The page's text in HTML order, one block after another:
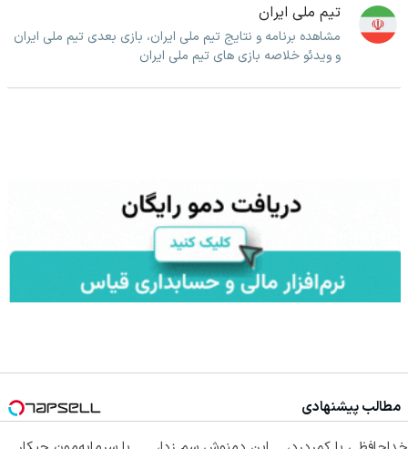
تیم ملی ایران
مشاهده برنامه و نتایج تیم ملی ایران، بازی بعدی تیم ملی ایران
و ویدئو خلاصه بازی های تیم ملی ایران
مطالب پیشنهادی